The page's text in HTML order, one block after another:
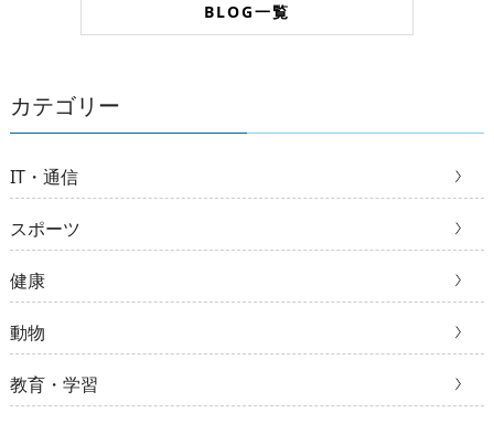
BLOG一覧
カテゴリー
IT・通信
スポーツ
健康
動物
教育・学習